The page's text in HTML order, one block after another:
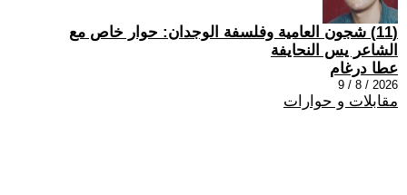
(11) شجون العامية وفلسفة الوجدان: حوار خاص مع
الشاعر يس النحايفة
عطا درغام
2026 / 8 / 9
مقابلات و حوارات